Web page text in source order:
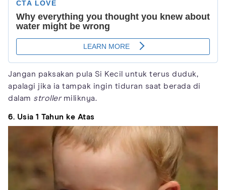
Jangan paksakan pula Si Kecil untuk terus duduk,
apalagi jika ia tampak ingin tiduran saat berada di
dalam strollermiliknya.
6. Usia 1 Tahun ke Atas